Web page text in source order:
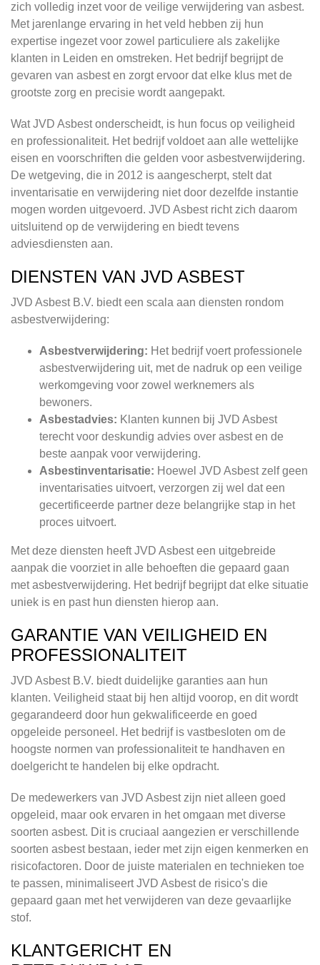
zich volledig inzet voor de veilige verwijdering van asbest.
Met jarenlange ervaring in het veld hebben zij hun
expertise ingezet voor zowel particuliere als zakelijke
klanten in Leiden en omstreken. Het bedrijf begrijpt de
gevaren van asbest en zorgt ervoor dat elke klus met de
grootste zorg en precisie wordt aangepakt.
Wat JVD Asbest onderscheidt, is hun focus op veiligheid
en professionaliteit. Het bedrijf voldoet aan alle wettelijke
eisen en voorschriften die gelden voor asbestverwijdering.
De wetgeving, die in 2012 is aangescherpt, stelt dat
inventarisatie en verwijdering niet door dezelfde instantie
mogen worden uitgevoerd. JVD Asbest richt zich daarom
uitsluitend op de verwijdering en biedt tevens
adviesdiensten aan.
DIENSTEN VAN JVD ASBEST
JVD Asbest B.V. biedt een scala aan diensten rondom
asbestverwijdering:
Asbestverwijdering: Het bedrijf voert professionele
asbestverwijdering uit, met de nadruk op een veilige
werkomgeving voor zowel werknemers als
bewoners.
Asbestadvies: Klanten kunnen bij JVD Asbest
terecht voor deskundig advies over asbest en de
beste aanpak voor verwijdering.
Asbestinventarisatie: Hoewel JVD Asbest zelf geen
inventarisaties uitvoert, verzorgen zij wel dat een
gecertificeerde partner deze belangrijke stap in het
proces uitvoert.
Met deze diensten heeft JVD Asbest een uitgebreide
aanpak die voorziet in alle behoeften die gepaard gaan
met asbestverwijdering. Het bedrijf begrijpt dat elke situatie
uniek is en past hun diensten hierop aan.
GARANTIE VAN VEILIGHEID EN
PROFESSIONALITEIT
JVD Asbest B.V. biedt duidelijke garanties aan hun
klanten. Veiligheid staat bij hen altijd voorop, en dit wordt
gegarandeerd door hun gekwalificeerde en goed
opgeleide personeel. Het bedrijf is vastbesloten om de
hoogste normen van professionaliteit te handhaven en
doelgericht te handelen bij elke opdracht.
De medewerkers van JVD Asbest zijn niet alleen goed
opgeleid, maar ook ervaren in het omgaan met diverse
soorten asbest. Dit is cruciaal aangezien er verschillende
soorten asbest bestaan, ieder met zijn eigen kenmerken en
risicofactoren. Door de juiste materialen en technieken toe
te passen, minimaliseert JVD Asbest de risico's die
gepaard gaan met het verwijderen van deze gevaarlijke
stof.
KLANTGERICHT EN